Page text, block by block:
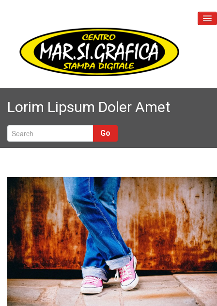
Home
Chi Siamo
Prodotti
PETPATCH
Lorim Lipsum Doler Amet
Go